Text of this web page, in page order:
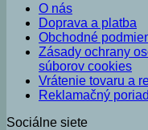
O nás
Doprava a platba
Obchodné
Zásady ochrany
súborov cookies
Vrátenie tovaru a
Reklamačný
Sociálne siete